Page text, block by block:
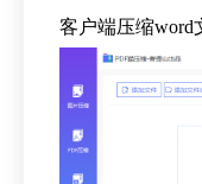
客户端压缩word